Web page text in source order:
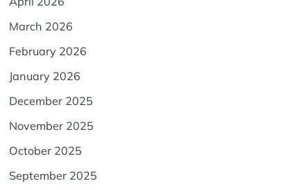
March 2026
February 2026
January 2026
December 2025
November 2025
October 2025
September 2025